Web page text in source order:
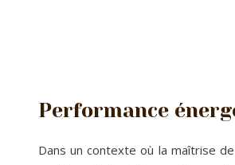
Performance
Dans un contexte où la maîtrise